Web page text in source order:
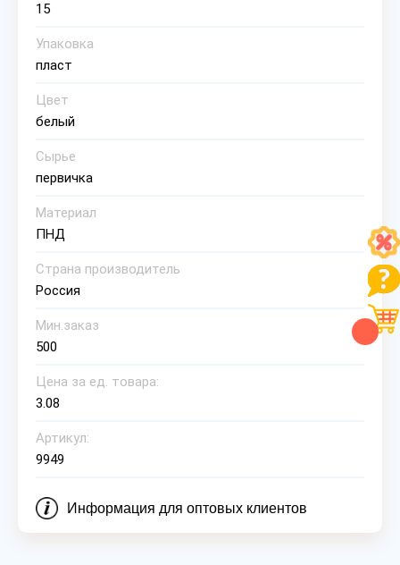
15
Упаковка
пласт
Цвет
белый
Сырье
первичка
Материал
ПНД
Страна производитель
Россия
Мин.заказ
500
Цена за ед. товара:
3.08
Артикул:
9949
Информация для оптовых клиентов